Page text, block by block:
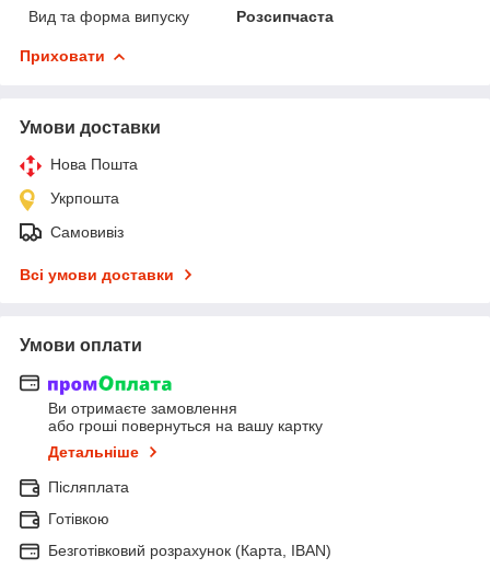
Вид та форма випуску
Розсипчаста
Приховати
Умови доставки
Нова Пошта
Укрпошта
Самовивіз
Всі умови доставки
Умови оплати
Ви отримаєте замовлення
або гроші повернуться на вашу картку
Детальніше
Післяплата
Готівкою
Безготівковий розрахунок (Карта, IBAN)